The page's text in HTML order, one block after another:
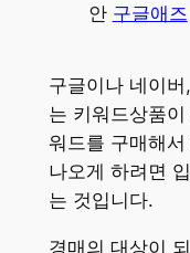
안 구글애즈
구글이나 네이
는 키워드상품
워드를 구매해
나오게 하려면
는 것입니다.
경매의 대상이